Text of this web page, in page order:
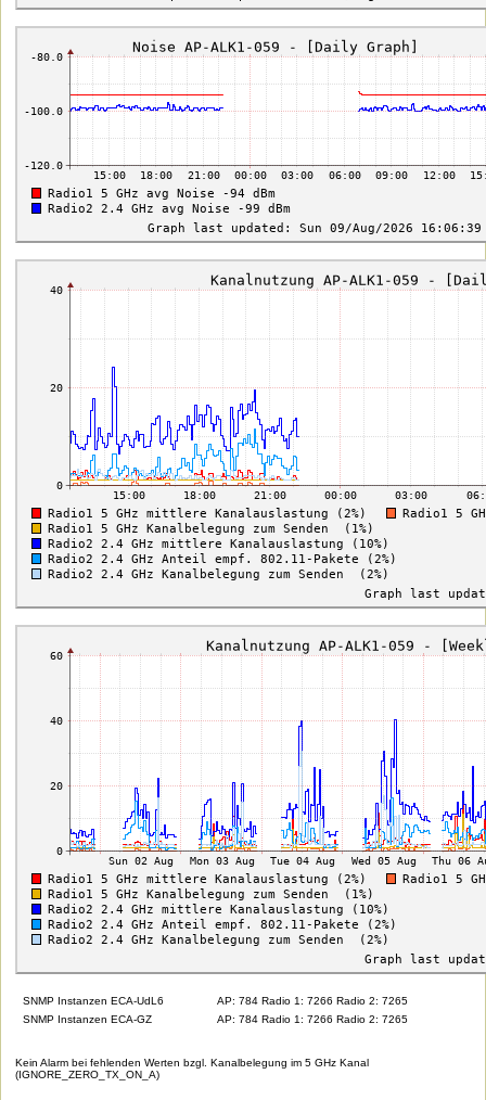
SNMP Instanzen ECA-UdL6
AP: 784 Radio 1: 7266 Radio 2: 7265
SNMP Instanzen ECA-GZ
AP: 784 Radio 1: 7266 Radio 2: 7265
Kein Alarm bei fehlenden Werten bzgl. Kanalbelegung im 5 GHz Kanal
(IGNORE_ZERO_TX_ON_A)